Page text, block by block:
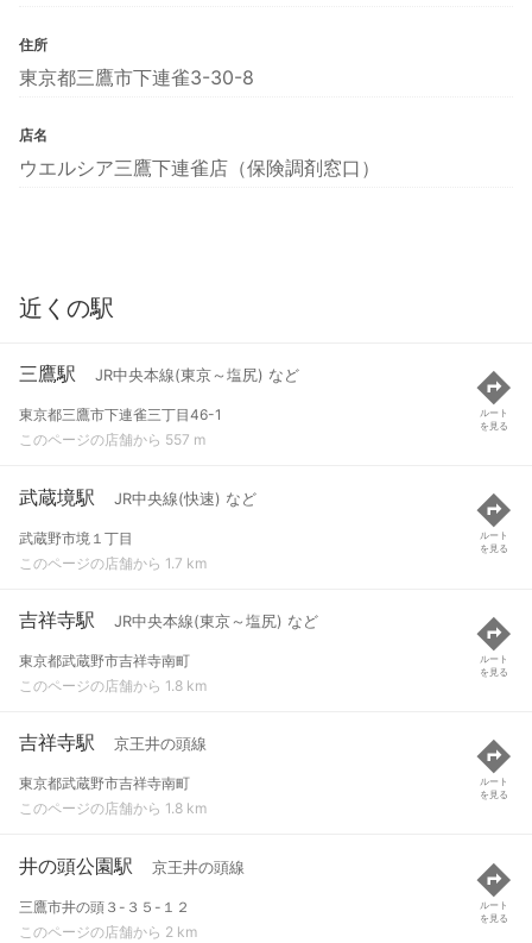
住所
東京都三鷹市下連雀3-30-8
店名
ウエルシア三鷹下連雀店（保険調剤窓口）
近くの駅
三鷹駅 JR中央本線(東京～塩尻) など
東京都三鷹市下連雀三丁目46-1
このページの店舗から 557 m
ルート
を見る
武蔵境駅 JR中央線(快速) など
武蔵野市境１丁目
このページの店舗から 1.7 km
ルート
を見る
吉祥寺駅 JR中央本線(東京～塩尻) など
東京都武蔵野市吉祥寺南町
このページの店舗から 1.8 km
ルート
を見る
吉祥寺駅 京王井の頭線
東京都武蔵野市吉祥寺南町
このページの店舗から 1.8 km
ルート
を見る
井の頭公園駅 京王井の頭線
三鷹市井の頭３-３５-１２
このページの店舗から 2 km
ルート
を見る